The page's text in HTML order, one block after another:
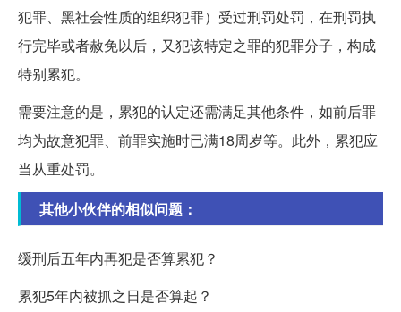
犯罪、黑社会性质的组织犯罪）受过刑罚处罚，在刑罚执
行完毕或者赦免以后，又犯该特定之罪的犯罪分子，构成
特别累犯。
需要注意的是，累犯的认定还需满足其他条件，如前后罪
均为故意犯罪、前罪实施时已满18周岁等。此外，累犯应
当从重处罚。
其他小伙伴的相似问题：
缓刑后五年内再犯是否算累犯？
累犯5年内被抓之日是否算起？